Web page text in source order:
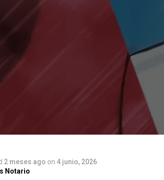
2 meses ago on 4 junio, 2026
Notario